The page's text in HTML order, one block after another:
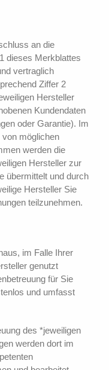
an die
dieses Merkblattes
vertraglich
Ziffer 2
Hersteller
Kundendaten
oder Garantie). Im
möglichen
werden die
Hersteller zur
übermittelt und durch
Hersteller Sie
teilzunehmen.
im Falle Ihrer
genutzt
für Sie
und umfasst
des *jeweiligen
werden dort im